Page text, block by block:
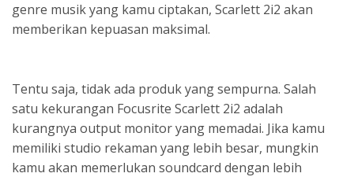
genre musik yang kamu ciptakan, Scarlett 2i2 akan
memberikan kepuasan maksimal.
Tentu saja, tidak ada produk yang sempurna. Salah
satu kekurangan Focusrite Scarlett 2i2 adalah
kurangnya output monitor yang memadai. Jika kamu
memiliki studio rekaman yang lebih besar, mungkin
kamu akan memerlukan soundcard dengan lebih